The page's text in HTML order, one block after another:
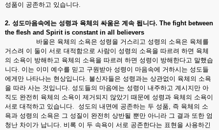
성품이 공존하고 있습니다.
2. 성도마음속에는 성령과 육체의 싸움은 계속 됩니다. The fight between
the flesh and Spirit is constant in all believers
바울은 육체의 소욕은 성령을 거스리고 성령의 소욕은 육체를
거스려 이 둘이 서로 대적함으로 사람이 성령의 소욕을 따르려 하면 육체
의 소욕이 방해하고 육체의 소욕을 따르려 하면 성령이 방해한다고 말했습
니다. 이는 이미 예수를 믿고 구원받아 성령이 마음속에 거하시는 성도들
에게만 나타나는 현상입니다. 불신자들은 성령과는 상관없이 육체의 소욕
을 따라 사는 것입니다. 성도들의 마음에는 성령이 내주하고 계시지만 아
직도 완전히 육체의 소욕이 제거되지 않았기 때문에 성령과 육체의 소욕이
서로 대적하고 있습니다. 성도의 내면에 공존하는 두 성품, 즉 육체의 소
욕과 성령의 소욕은 그 성질이 완전히 상반될 뿐만 아니라 그 결과 또한 엄
청난 차이가 납니다. 비록 이 두 속욕이 서로 공존한다는 표현을 사용하긴